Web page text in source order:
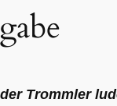
Trommler